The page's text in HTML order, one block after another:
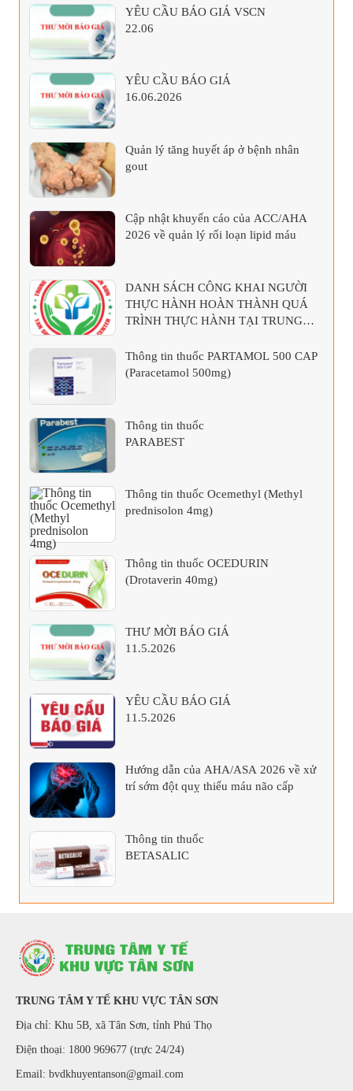
YÊU CẦU BÁO GIÁ VSCN
22.06
YÊU CẦU BÁO GIÁ
16.06.2026
Quản lý tăng huyết áp ở bệnh nhân
gout
Cập nhật khuyến cáo của ACC/AHA
2026 về quản lý rối loạn lipid máu
DANH SÁCH CÔNG KHAI NGƯỜI
THỰC HÀNH HOÀN THÀNH QUÁ
TRÌNH THỰC HÀNH TẠI TRUNG
Thông tin thuốc PARTAMOL 500 CAP
(Paracetamol 500mg)
Thông tin thuốc
PARABEST
Thông tin thuốc Ocemethyl (Methyl
prednisolon 4mg)
Thông tin thuốc OCEDURIN
(Drotaverin 40mg)
THƯ MỜI BÁO GIÁ
11.5.2026
YÊU CẦU BÁO GIÁ
11.5.2026
Hướng dẫn của AHA/ASA 2026 về xử
trí sớm đột quỵ thiếu máu não cấp
Thông tin thuốc
BETASALIC
TRUNG TÂM Y TẾ KHU VỰC TÂN SƠN
Địa chỉ: Khu 5B, xã Tân Sơn, tỉnh Phú Thọ
Điện thoại: 1800 969677 (trực 24/24)
Email: bvdkhuyentanson@gmail.com